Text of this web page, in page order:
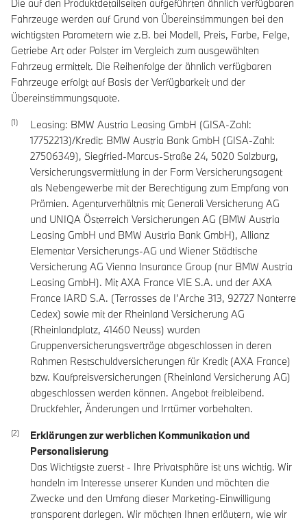
Die auf den Produktdetailseiten aufgeführten ähnlich verfügbaren
Fahrzeuge werden auf Grund von Übereinstimmungen bei den
wichtigsten Parametern wie z.B. bei Modell, Preis, Farbe, Felge,
Getriebe Art oder Polster im Vergleich zum ausgewählten
Fahrzeug ermittelt. Die Reihenfolge der ähnlich verfügbaren
Fahrzeuge erfolgt auf Basis der Verfügbarkeit und der
Übereinstimmungsquote.
Leasing: BMW Austria Leasing GmbH (GISA-Zahl:
17752213)/Kredit: BMW Austria Bank GmbH (GISA-Zahl:
27506349), Siegfried-Marcus-Straße 24, 5020 Salzburg,
Versicherungsvermittlung in der Form Versicherungsagent
als Nebengewerbe mit der Berechtigung zum Empfang von
Prämien. Agenturverhältnis mit Generali Versicherung AG
und UNIQA Österreich Versicherungen AG (BMW Austria
Leasing GmbH und BMW Austria Bank GmbH), Allianz
Elementar Versicherungs-AG und Wiener Städtische
Versicherung AG Vienna Insurance Group (nur BMW Austria
Leasing GmbH). Mit AXA France VIE S.A. und der AXA
France IARD S.A. (Terrasses de I’Arche 313, 92727 Nanterre
Cedex) sowie mit der Rheinland Versicherung AG
(Rheinlandplatz, 41460 Neuss) wurden
Gruppenversicherungsverträge abgeschlossen in deren
Rahmen Restschuldversicherungen für Kredit (AXA France)
bzw. Kaufpreisversicherungen (Rheinland Versicherung AG)
abgeschlossen werden können. Angebot freibleibend.
Druckfehler, Änderungen und Irrtümer vorbehalten.
Erklärungen zur werblichen Kommunikation und
Personalisierung
Das Wichtigste zuerst - Ihre Privatsphäre ist uns wichtig. Wir
handeln im Interesse unserer Kunden und möchten die
Zwecke und den Umfang dieser Marketing-Einwilligung
transparent darlegen. Wir möchten Ihnen erläutern, wie wir